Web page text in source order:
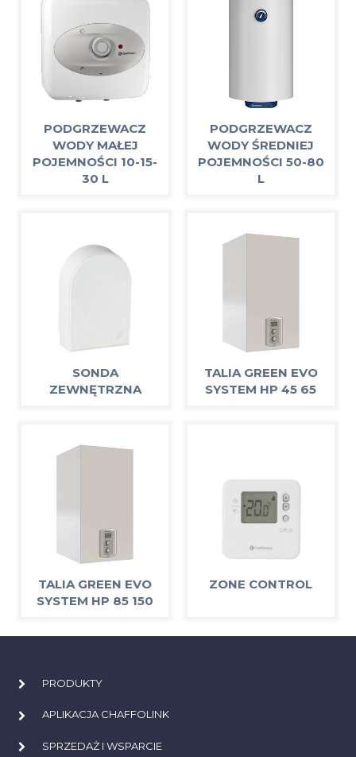
PODGRZEWACZ
WODY MAŁEJ
POJEMNOŚCI 10-15-
30 L
PODGRZEWACZ
WODY ŚREDNIEJ
POJEMNOŚCI 50-80
L
SONDA
ZEWNĘTRZNA
TALIA GREEN EVO
SYSTEM HP 45 65
TALIA GREEN EVO
SYSTEM HP 85 150
ZONE CONTROL
PRODUKTY
APLIKACJA CHAFFOLINK
SPRZEDAŻ I WSPARCIE